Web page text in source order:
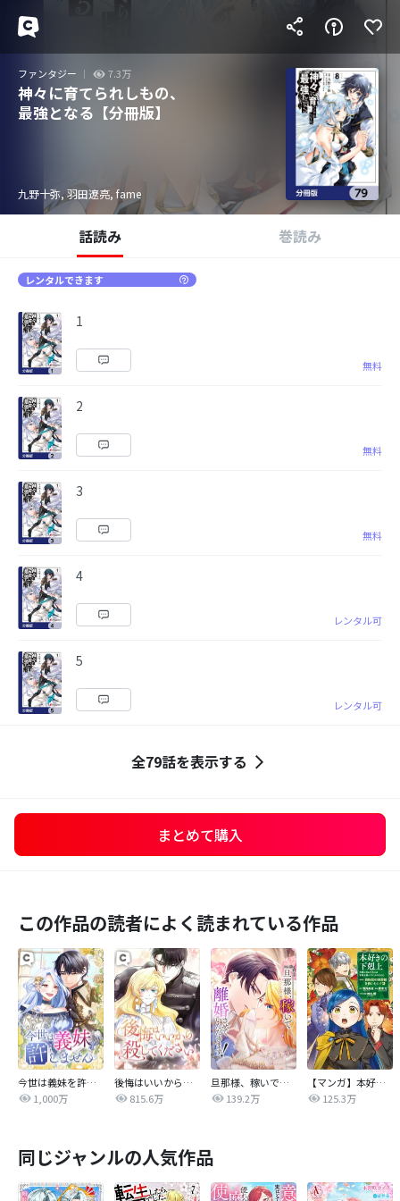
ファンタジー 7.3万
神々に育てられしもの、
最強となる【分冊版】
九野十弥, 羽田遼亮, fame
話読み 巻読み
レンタルできます
1
無料
2
無料
3
無料
4
レンタル可
5
レンタル可
全79話を表示する
まとめて購入
この作品の読者によく読まれている作品
今世は義妹を許しません
1,000万
後悔はいいから殺してください
815.6万
旦那様、稼いで離婚させていただきます！
139.2万
【マンガ】本好きの下剋上 第四部
125.3万
同じジャンルの人気作品